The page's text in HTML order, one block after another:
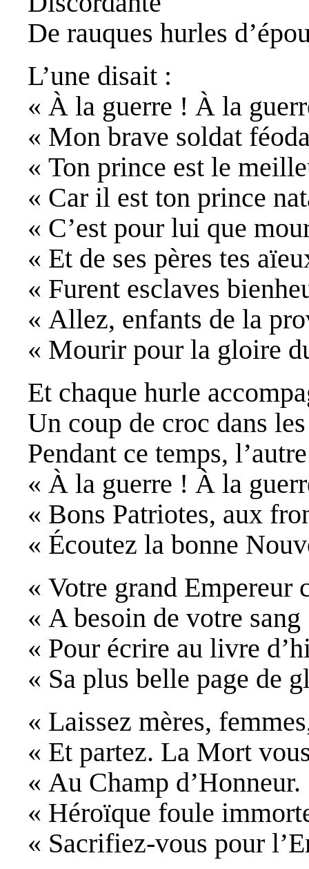
De rauques hurles
L’une disait :
« À la guerre ! À la
« Mon brave soldat
« Ton prince est le
« Car il est ton prince
« C’est pour lui que
« Et de ses pères tes
« Furent esclaves
« Allez, enfants de la
« Mourir pour la gloire
Et chaque hurle
Un coup de croc dans
Pendant ce temps,
« À la guerre ! À la
« Bons Patriotes, aux
« Écoutez la bonne
« Votre grand Empereur
« A besoin de votre sang
« Pour écrire au livre
« Sa plus belle page de
« Laissez mères,
« Et partez. La Mort
« Au Champ d’Honneur.
« Héroïque foule
« Sacrifiez-vous pour